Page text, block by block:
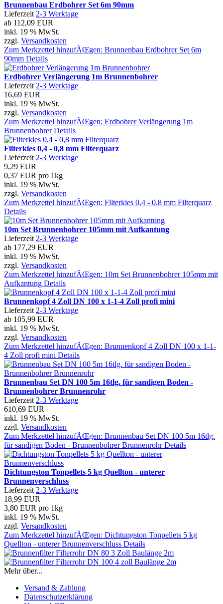
Brunnenbau Erdbohrer Set 6m 90mm
Lieferzeit 2-3 Werktage
ab 112,09 EUR
inkl. 19 % MwSt.
zzgl. Versandkosten
Zum Merkzettel hinzufÃŒgen: Brunnenbau Erdbohrer Set 6m
90mm Details
Erdbohrer Verlängerung 1m Brunnenbohrer
Lieferzeit 2-3 Werktage
16,69 EUR
inkl. 19 % MwSt.
zzgl. Versandkosten
Zum Merkzettel hinzufÃŒgen: Erdbohrer Verlängerung 1m
Brunnenbohrer Details
Filterkies 0,4 - 0,8 mm Filterquarz
Lieferzeit 2-3 Werktage
9,29 EUR
0,37 EUR pro 1kg
inkl. 19 % MwSt.
zzgl. Versandkosten
Zum Merkzettel hinzufÃŒgen: Filterkies 0,4 - 0,8 mm Filterquarz
Details
10m Set Brunnenbohrer 105mm mit Aufkantung
Lieferzeit 2-3 Werktage
ab 177,29 EUR
inkl. 19 % MwSt.
zzgl. Versandkosten
Zum Merkzettel hinzufÃŒgen: 10m Set Brunnenbohrer 105mm mit
Aufkantung Details
Brunnenkopf 4 Zoll DN 100 x 1-1-4 Zoll profi mini
Lieferzeit 2-3 Werktage
ab 105,99 EUR
inkl. 19 % MwSt.
zzgl. Versandkosten
Zum Merkzettel hinzufÃŒgen: Brunnenkopf 4 Zoll DN 100 x 1-1-
4 Zoll profi mini Details
Brunnenbau Set DN 100 5m 16tlg. für sandigen Boden -
Brunnenbohrer Brunnenrohr
Lieferzeit 2-3 Werktage
610,69 EUR
inkl. 19 % MwSt.
zzgl. Versandkosten
Zum Merkzettel hinzufÃŒgen: Brunnenbau Set DN 100 5m 16tlg.
für sandigen Boden - Brunnenbohrer Brunnenrohr Details
Dichtungston Tonpellets 5 kg Quellton - unterer
Brunnenverschluss
Lieferzeit 2-3 Werktage
18,99 EUR
3,80 EUR pro 1kg
inkl. 19 % MwSt.
zzgl. Versandkosten
Zum Merkzettel hinzufÃŒgen: Dichtungston Tonpellets 5 kg
Quellton - unterer Brunnenverschluss Details
Mehr über...
Versand & Zahlung
Datenschutzerklärung